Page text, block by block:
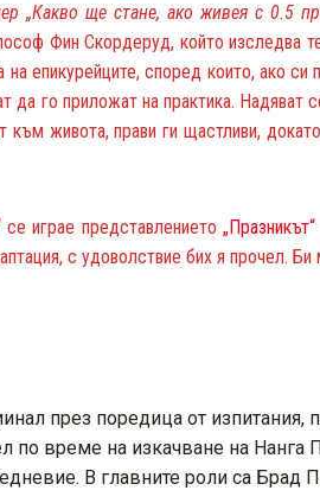
„Какво ще стане, ако живея с 0.5
Фин Скордеруд, който изследва
епикурейците, според които, ако
да го приложат на практика.
живота, прави ги щастливи,
играе представлението „Празникът“
с удоволствие бих я прочел.
през поредица от изпитания,
по време на изкачване на
В главните роли са Брад